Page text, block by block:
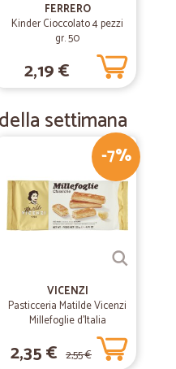
FERRERO
Kinder Cioccolato 4 pezzi
gr. 50
2,19 €
settimana
-7%
VICENZI
Pasticceria Matilde Vicenzi
Millefoglie d'Italia
Classiche 125 gr.
2,35 € 2,55 €